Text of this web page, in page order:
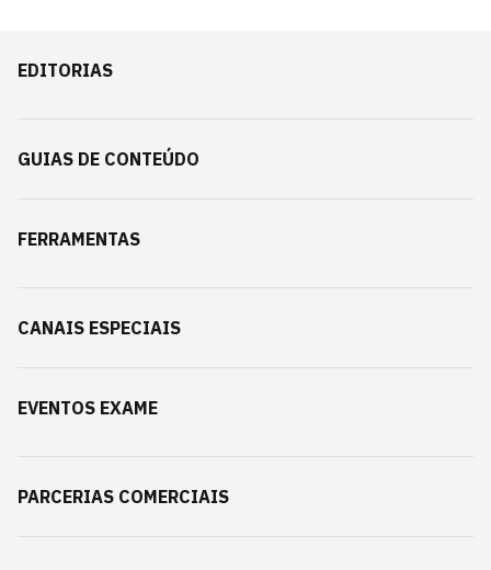
EDITORIAS
GUIAS DE CONTEÚDO
FERRAMENTAS
CANAIS ESPECIAIS
EVENTOS EXAME
PARCERIAS COMERCIAIS